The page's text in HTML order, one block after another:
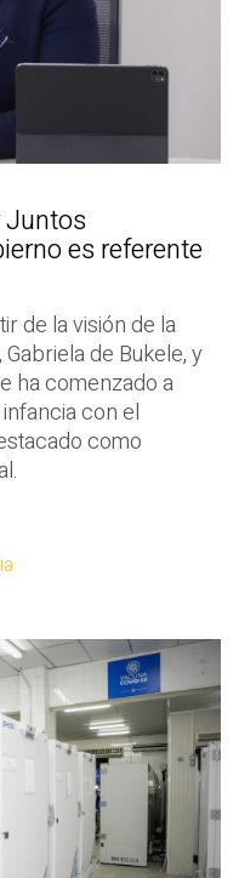
Juntos
es referente
de la visión de la
de Bukele, y
ha comenzado a
con el
como